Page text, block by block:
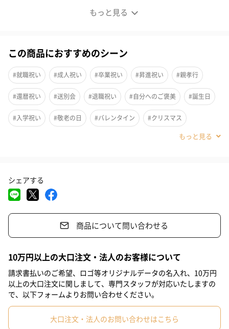
もっと見る
まに水彩を楽しめるセットです
こだわり深い逸品
彩があれば、そこがアトリエ。
「彩」は描き味に色彩にこだわったカラー筆ペンです。発色が良
い水性染料インクを使った日本の伝統色になっています。毛筆タ
この商品におすすめのシーン
#就職祝い #成人祝い #卒業祝い #昇進祝い #親孝行
#還暦祝い #送別会 #退職祝い #自分へのご褒美 #誕生日
#入学祝い #敬老の日 #バレンタイン #クリスマス
#母親 #祖母
#40代 #50代
シェアする
商品について問い合わせる
10万円以上の大口注文・法人のお客様について
請求書払いのご希望、ロゴ等オリジナルデータの名入れ、10万円
以上の大口注文に関しまして、専門スタッフが対応いたしますの
で、以下フォームよりお問い合わせください。
大口注文・法人のお問い合わせはこちら